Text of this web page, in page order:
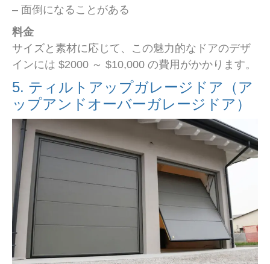
– 面倒になることがある
料金
サイズと素材に応じて、この魅力的なドアのデザ
インには $2000 ～ $10,000 の費用がかかります。
5. ティルトアップガレージドア（ア
ップアンドオーバーガレージドア）